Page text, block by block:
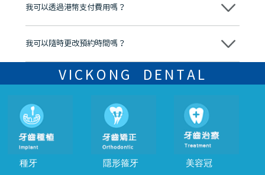
我可以透過港幣支付費用嗎？
可以。維港口腔會按照當日匯率轉算收取費用，而匯率會及時告知客人
我可以隨時更改預約時間嗎？
可以，請盡早通過wechat或whatsapp聯絡我們，告知我們你原本預約
的時間及資料，並且重新預約的日期及時段
VICKONG DENTAL
種牙 隱形箍牙 美容冠